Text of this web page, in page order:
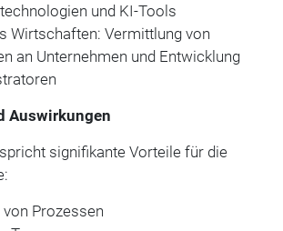
und KI-Tools
Wirtschaften: Vermittlung von
an Unternehmen und Entwicklung
Auswirkungen
signifikante Vorteile für die
Prozessen